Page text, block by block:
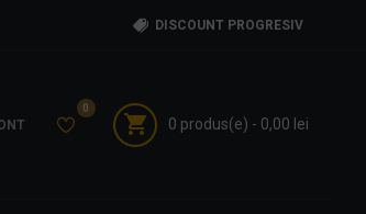
DISCOUNT PROGRESIV
0
0 produs(e) - 0,00 lei